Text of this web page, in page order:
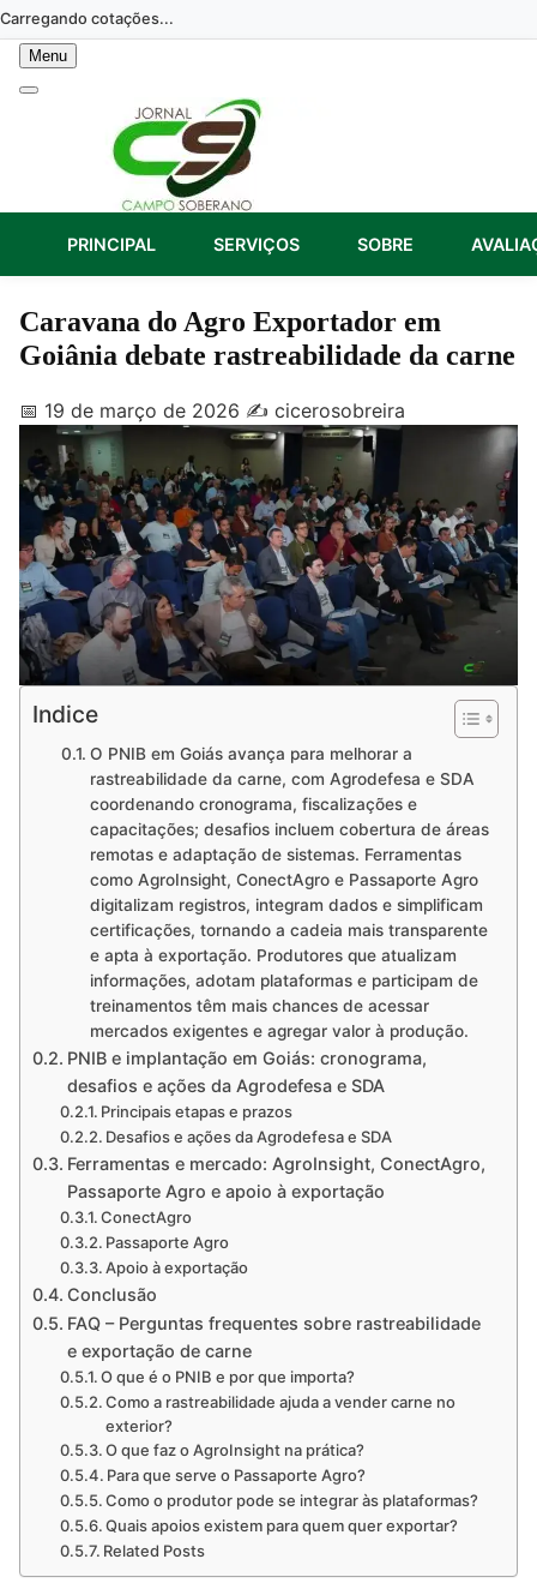
Skip
to
content
Carregando cotações...
Menu
PRINCIPAL SERVIÇOS SOBRE
Caravana do Agro Exportador em
Goiânia debate rastreabilidade da carne
📅 19 de março de 2026 ✍️ cicerosobreira
Indice
O PNIB em Goiás avança para melhorar a
rastreabilidade da carne, com Agrodefesa e SDA
coordenando cronograma, fiscalizações e
capacitações; desafios incluem cobertura de áreas
remotas e adaptação de sistemas. Ferramentas
como AgroInsight, ConectAgro e Passaporte Agro
digitalizam registros, integram dados e simplificam
certificações, tornando a cadeia mais transparente
e apta à exportação. Produtores que atualizam
informações, adotam plataformas e participam de
treinamentos têm mais chances de acessar
mercados exigentes e agregar valor à produção.
PNIB e implantação em Goiás: cronograma,
desafios e ações da Agrodefesa e SDA
Principais etapas e prazos
Desafios e ações da Agrodefesa e SDA
Ferramentas e mercado: AgroInsight, ConectAgro,
Passaporte Agro e apoio à exportação
ConectAgro
Passaporte Agro
Apoio à exportação
Conclusão
FAQ – Perguntas frequentes sobre rastreabilidade
e exportação de carne
O que é o PNIB e por que importa?
Como a rastreabilidade ajuda a vender carne no
exterior?
O que faz o AgroInsight na prática?
Para que serve o Passaporte Agro?
Como o produtor pode se integrar às plataformas?
Quais apoios existem para quem quer exportar?
Related Posts